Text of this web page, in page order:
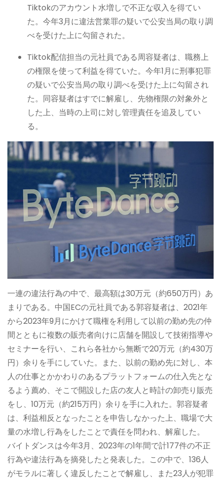
Tiktokのアカウント水増しで不正な収入を得てい
た。今年3月に違法営業罪の疑いで公安当局の取り調
べを受けた上に勾留された。
Tiktok配信担当の元社員である周容疑者は、職務上
の権限を使って利益を得ていた。今年1月に刑事犯罪
の疑いで公安当局の取り調べを受けた上に勾留され
た。同容疑者はすでに解雇し、先物権限の対象外と
した上、当時の上司に対し管理責任を追及してい
る。
一連の違法行為の中で、最高額は30万元（約650万円）あ
まりである。中国ECの元社員である郭容疑者は、2021年
から2023年9月にかけて職権を利用して以前の勤め先の仲
間とともに複数の販売者向けに店舗を開設して技術指導や
セミナーを行い、これら各社から無断で20万元（約430万
円）余りを手にしていた。また、以前の勤め先に対し、本
人の仕事とかかわりのあるプラットフォームの仕入先とな
るよう薦め、そこで開設した店の友人と時計の卸売り販売
をし、10万元（約215万円）余りを手に入れた。郭容疑者
は、利益相反となったことを申告しなかった上、職場で大
量の水増し行為をしたことで責任を問われ、解雇した。
バイトダンスは今年3月、2023年の1年間で計177件の不正
行為や違法行為を摘発したと発表した。この中で、136人
がモラルに著しく違反したことで解雇し、また23人が犯罪